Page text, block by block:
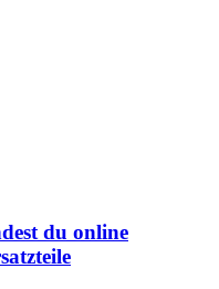
du online